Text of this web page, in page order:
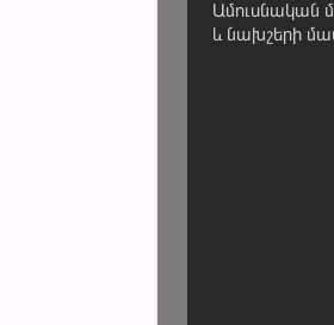
Ամուսնական
և նախշերի